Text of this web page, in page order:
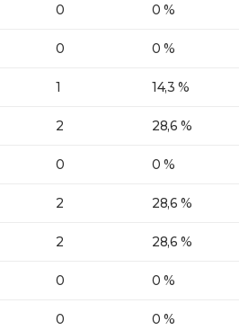
0 0 %
0 0 %
1 14,3 %
2 28,6 %
0 0 %
2 28,6 %
2 28,6 %
0 0 %
0 0 %